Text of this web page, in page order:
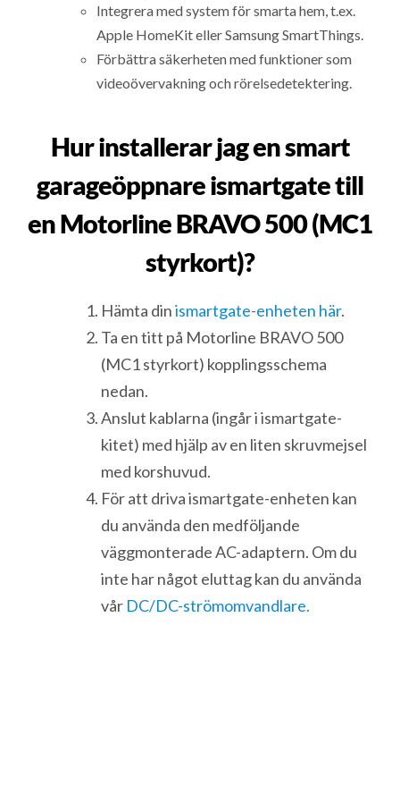
Integrera med system för smarta hem, t.ex.
Apple HomeKit eller Samsung SmartThings.
Förbättra säkerheten med funktioner som
videoövervakning och rörelsedetektering.
Hur installerar jag en smart
garageöppnare ismartgate till
en Motorline BRAVO 500 (MC1
styrkort)?
Hämta dinismartgate-enheten här.
Ta en titt på Motorline BRAVO 500
(MC1 styrkort) kopplingsschema
nedan.
Anslut kablarna (ingår i ismartgate-
kitet) med hjälp av en liten skruvmejsel
med korshuvud.
För att driva ismartgate-enheten kan
du använda den medföljande
väggmonterade AC-adaptern. Om du
inte har något eluttag kan du använda
vår DC/DC-strömomvandlare.